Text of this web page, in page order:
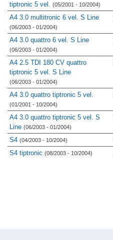
tiptronic 5 vel. (05/2001 - 10/2004)
A4 3.0 multitronic 6 vel. S Line
(06/2003 - 01/2004)
A4 3.0 quattro 6 vel. S Line
(06/2003 - 01/2004)
A4 2.5 TDI 180 CV quattro
tiptronic 5 vel. S Line
(06/2003 - 01/2004)
A4 3.0 quattro tiptronic 5 vel.
(01/2001 - 10/2004)
A4 3.0 quattro tiptronic 5 vel. S
Line (06/2003 - 01/2004)
S4 (04/2003 - 10/2004)
S4 tiptronic (08/2003 - 10/2004)